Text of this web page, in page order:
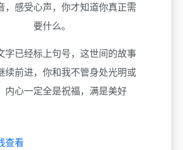
，感受心声，你才知道你真正需
要什么。
字已经标上句号，这世间的故事
续前进，你和我不管身处光明或
内心一定全是祝福，满是美好
查看